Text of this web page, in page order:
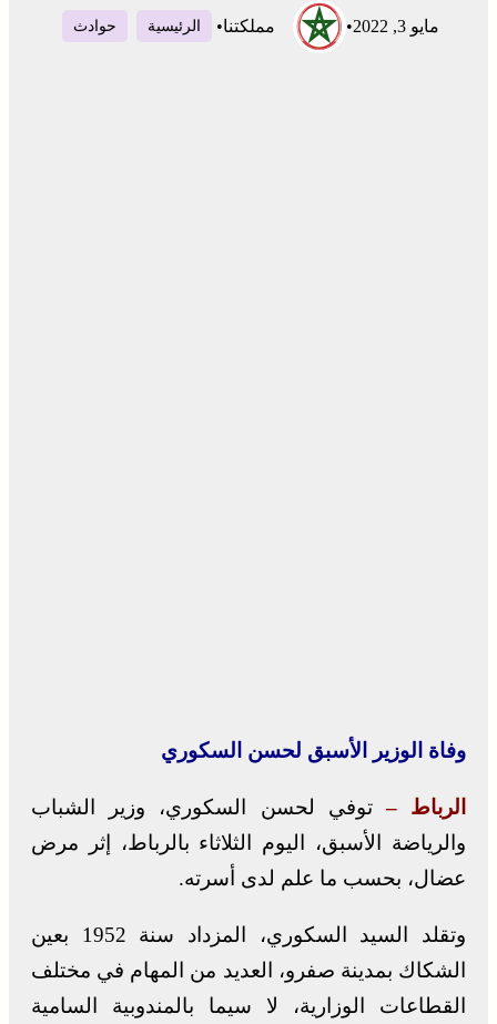
مايو 3, 2022 • مملكتنا• الرئيسية حوادث
وفاة الوزير الأسبق لحسن السكوري
الرباط –توفي لحسن السكوري، وزير الشباب
والرياضة الأسبق، اليوم الثلاثاء بالرباط، إثر مرض
عضال، بحسب ما علم لدى أسرته.
وتقلد السيد السكوري، المزداد سنة 1952 بعين
الشكاك بمدينة صفرو، العديد من المهام في مختلف
القطاعات الوزارية، لا سيما بالمندوبية السامية